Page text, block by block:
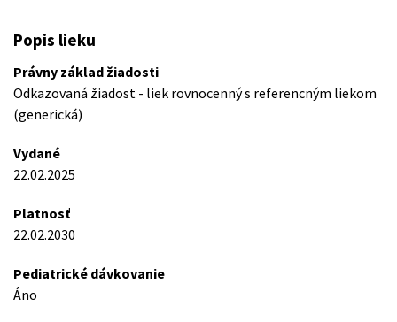
Popis lieku
Právny základ žiadosti
Odkazovaná žiadost - liek rovnocenný s referencným liekom
(generická)
Vydané
22.02.2025
Platnosť
22.02.2030
Pediatrické dávkovanie
Áno